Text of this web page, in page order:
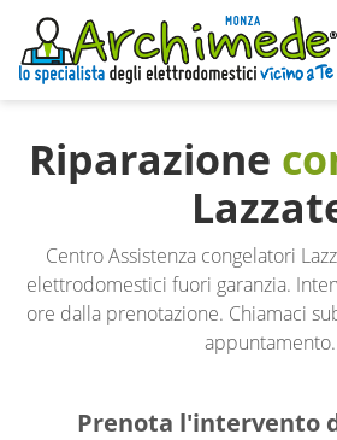
Riparazione
Centro Assistenza congelatori
elettrodomestici fuori garanzia.
ore dalla prenotazione. Chiamaci
appuntamento.
Prenota l'intervento